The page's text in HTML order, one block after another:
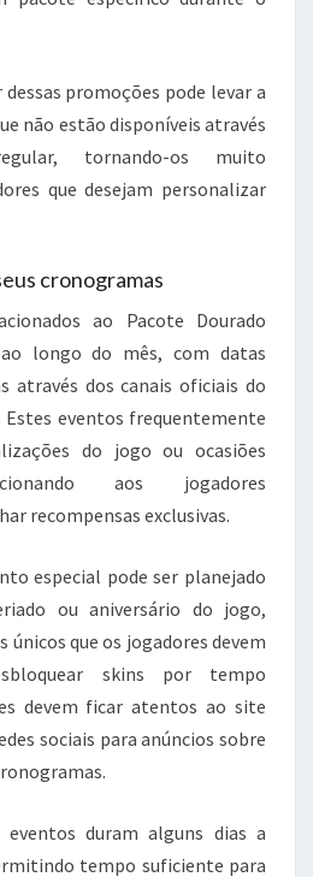
promoções pode levar a
não estão disponíveis através
tornando-os muito
que desejam personalizar
cronogramas
ao Pacote Dourado
longo do mês, com datas
através dos canais oficiais do
Estes eventos frequentemente
do jogo ou ocasiões
aos jogadores
recompensas exclusivas.
especial pode ser planejado
ou aniversário do jogo,
únicos que os jogadores devem
skins por tempo
devem ficar atentos ao site
sociais para anúncios sobre
eventos duram alguns dias a
tempo suficiente para